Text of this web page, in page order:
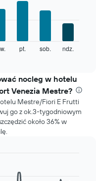
pt. sob. ndz.
nocleg w hotelu
Venezia Mestre?
Mestre/Fiori E Frutti
go z ok.3-tygodniowym
około 36% w